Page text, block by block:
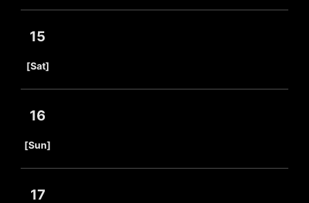
15
[Sat]
16
[Sun]
17